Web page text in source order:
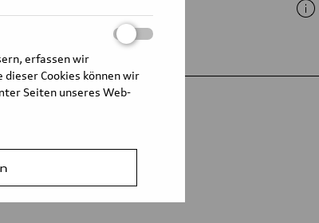
Illustrations
erfassen wir
Cookies können wir
Seiten unseres Web-